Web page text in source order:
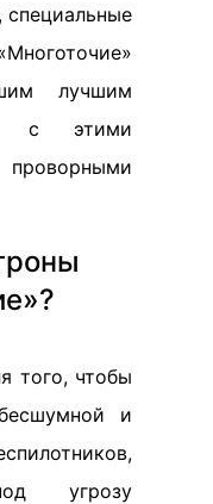
специальные
лучшим
с этими
того, чтобы
и
угрозу